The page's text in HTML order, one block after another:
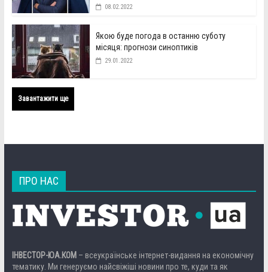
08.02.2022
Якою буде погода в останню суботу
місяця: прогнози синоптиків
29.01.2022
Завантажити ще
ПРО НАС
ІНВЕСТОР-ЮА.КОМ – всеукраїнське інтернет-видання на економічну
тематику. Ми генеруємо найсвіжіші новини про те, куди та як